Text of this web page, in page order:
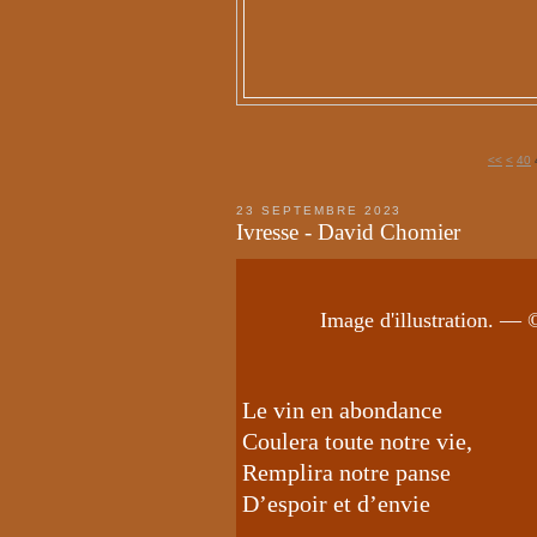
<< < 10
20
30
40
23 SEPTEMBRE 2023
Ivresse - David Chomier
Image d'illustration. —
Le vin en abondance
Coulera toute notre vie,
Remplira notre panse
D’espoir et d’envie